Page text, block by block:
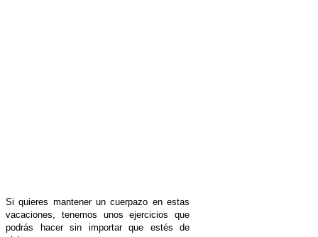
Si quieres mantener un cuerpazo en estas
vacaciones, tenemos unos ejercicios que
podrás hacer sin importar que estés de